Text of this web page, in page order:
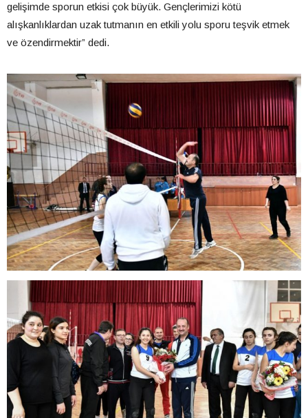
gelişimde sporun etkisi çok büyük. Gençlerimizi kötü
alışkanlıklardan uzak tutmanın en etkili yolu sporu teşvik etmek
ve özendirmektir” dedi.